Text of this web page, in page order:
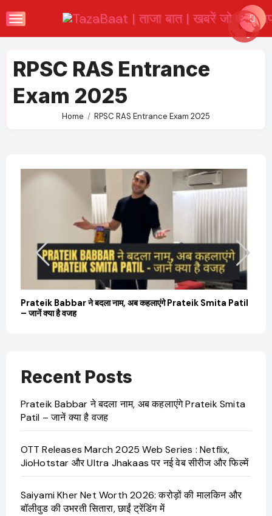
to
RPSC RAS Entrance
Exam 2025
Home RPSC RAS Entrance Exam 2025
Prateik Babbar ने बदला नाम, अब कहलाएंगे Prateik Smita Patil
– जानें क्या है वजह
Recent Posts
Prateik Babbar ने बदला नाम, अब कहलाएंगे Prateik Smita
Patil – जानें क्या है वजह
OTT Releases March 2025 Web Series : Netflix,
JioHotstar और Ultra Jhakaas पर नई वेब सीरीज और फिल्में
Saiyami Kher Net Worth 2026: करोड़ों की मालकिन और
बॉलीवुड की उभरती सितारा, छाईं ट्रेंडिंग में